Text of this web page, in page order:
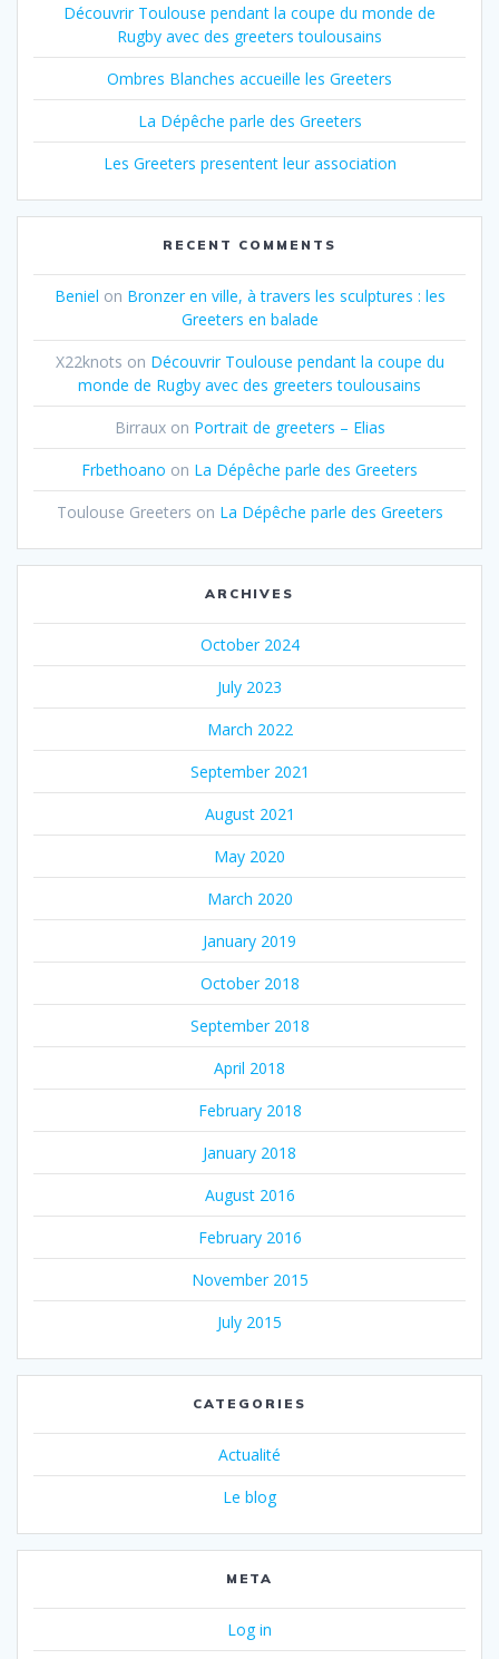
Découvrir Toulouse pendant la coupe du monde de
Rugby avec des greeters toulousains
Ombres Blanches accueille les Greeters
La Dépêche parle des Greeters
Les Greeters presentent leur association
RECENT COMMENTS
Beniel on Bronzer en ville, à travers les sculptures : les
Greeters en balade
X22knots on Découvrir Toulouse pendant la coupe du
monde de Rugby avec des greeters toulousains
Birrauxon Portrait de greeters – Elias
Frbethoano on La Dépêche parle des Greeters
Toulouse Greeters on La Dépêche parle des Greeters
ARCHIVES
October 2024
July 2023
March 2022
September 2021
August 2021
May 2020
March 2020
January 2019
October 2018
September 2018
April 2018
February 2018
January 2018
August 2016
February 2016
November 2015
July 2015
CATEGORIES
Actualité
Le blog
META
Log in